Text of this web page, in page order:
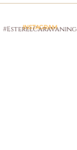
INSTAGRAM
#EsterelCaravaning